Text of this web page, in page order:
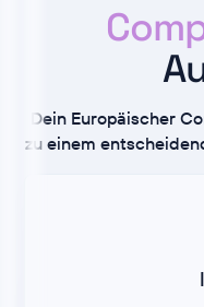
Dein Europäischer
zu einem